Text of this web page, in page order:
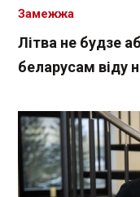
Літва не будзе
беларусам віду
Замежжа